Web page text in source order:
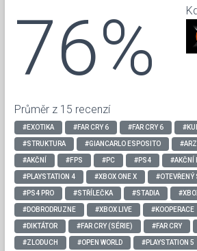
76%
Průměr z 15 recenzí
#EXOTIKA #FAR CRY 6 #FAR CRY 6
#STRUKTURA #GIANCARLO ESPOSITO
#AKČNÍ #FPS #PC #PS4 #AKČNÍ
#PLAYSTATION 4 #XBOX ONE X #OTEVŘENÝ
#PS4 PRO #STŘÍLEČKA #STADIA
#DOBRODRUZNE #XBOX LIVE #KOOPERACE
#DIKTÁTOR #FAR CRY (SÉRIE) #FAR CRY
#ZLODUCH #OPEN WORLD #PLAYSTATION 5